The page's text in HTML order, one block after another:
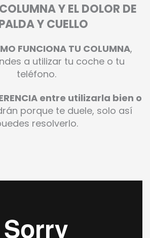
Y EL DOLOR DE
Y CUELLO
FUNCIONA TU COLUMNA,
a utilizar tu coche o tu
teléfono.
entre utilizarla bien o
porque te duele, solo así
resolverlo.